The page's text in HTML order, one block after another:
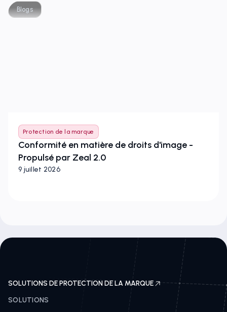
Blogs
Protection de la marque
Conformité en matière de droits d'image -
Propulsé par Zeal 2.0
9 juillet 2026
SOLUTIONS DE PROTECTION DE LA MARQUE
SOLUTIONS